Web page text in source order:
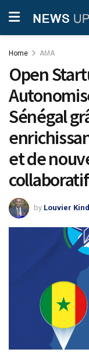
Home AMA
Open
Sénégal
et de
by Louvier